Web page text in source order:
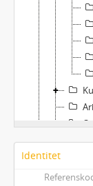
Identitet